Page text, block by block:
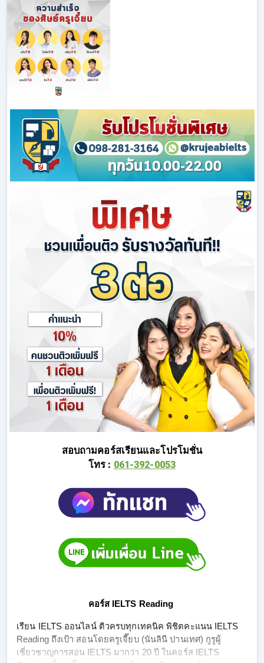
สอบถามคอร์สเรียนและโปรโมชั่น
โทร : 061-392-0053
คอร์ส IELTS Reading
เรียน IELTS ออนไลน์ ติวครบทุกเทคนิค พิชิตคะแนน IELTS
Reading ถึงเป้า สอนโดยครูเจี๊ยบ (นันลินี ปานเทศ) กูรูผู้
เชี่ยวชาญการสอน IELTS มากว่า 20 ปี ในคอร์ส IELTS